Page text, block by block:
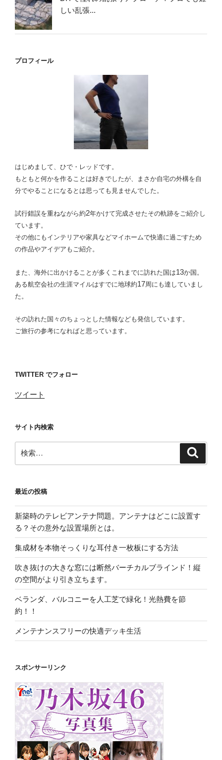
しい乱張...
プロフィール
はじめまして、ひで・レッドです。
もともと何かを作ることは好きでしたが、
まさか自宅の外構を自
分でやることになるとは思っても見ませんでした。
試行錯誤を重ねながら約2年かけて完成させたその軌跡をご紹介し
ています。
その他にもインテリアや家具などマイホームで快適に過ごすため
の作品やアイデアもご紹介。
また、海外に出かけることが多くこれまでに訪れた国は13か国。
ある航空会社の生涯マイルはすでに地球約17周にも達していまし
た。
その訪れた国々のちょっとした情報なども発信しています。
ご旅行の参考になればと思っています。
TWITTER でフォロー
ツイート
サイト内検索
索:
最近の投稿
新築時のテレビアンテナ問題。アンテナはどこに設置す
る？その意外な設置場所とは。
集成材を本物そっくりな耳付き一枚板にする方法
吹き抜けの大きな窓には断然バーチカルブラインド！縦
の空間がより引き立ちます。
ベランダ、バルコニーを人工芝で緑化！光熱費を節
約！！
メンテナンスフリーの快適デッキ生活
スポンサーリンク